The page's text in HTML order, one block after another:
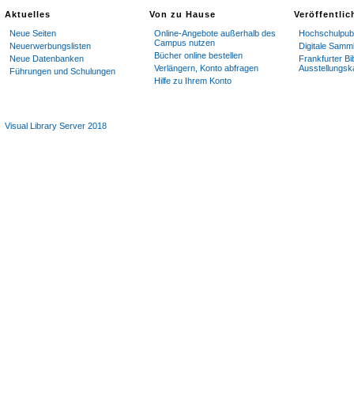
Aktuelles
Neue Seiten
Neuerwerbungslisten
Neue Datenbanken
Führungen und Schulungen
Von zu Hause
Online-Angebote außerhalb des
Campus nutzen
Bücher online bestellen
Verlängern, Konto abfragen
Hilfe zu Ihrem Konto
Digitale
Frankfurter
Visual Library Server 2018